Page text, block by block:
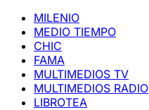
MILENIO
MEDIO TIEMPO
CHIC
FAMA
MULTIMEDIOS TV
MULTIMEDIOS RADIO
LIBROTEA